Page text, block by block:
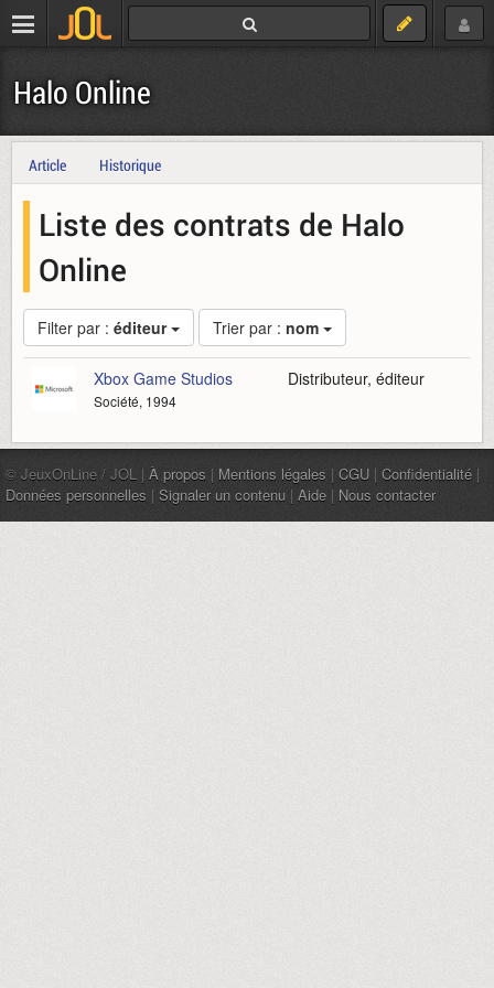
Halo Online
Article Historique
Liste des contrats de Halo
Online
Filter par : éditeur Trier par : nom
Xbox Game Studios
Société, 1994
Distributeur, éditeur
© JeuxOnLine / JOL | À propos | Mentions légales | CGU | Confidentialité |
Données personnelles | Signaler un contenu | Aide | Nous contacter